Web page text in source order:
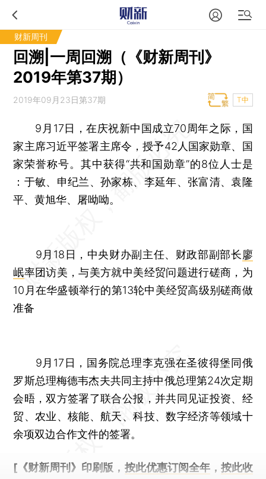
财新周刊
回溯|一周回溯（《财新周刊》
2019年第37期）
2019年09月23日第37期 T中
9月17日，在庆祝新中国成立70周年之际，国
家主席习近平签署主席令，授予42人国家勋章、国
家荣誉称号。其中获得“共和国勋章”的8位人士是
：于敏、申纪兰、孙家栋、李延年、张富清、袁隆
平、黄旭华、屠呦呦。
9月18日，中央财办副主任、财政部副部长廖
岷率团访美，与美方就中美经贸问题进行磋商，为
10月在华盛顿举行的第13轮中美经贸高级别磋商做
准备
9月17日，国务院总理李克强在圣彼得堡同俄
罗斯总理梅德韦杰夫共同主持中俄总理第24次定期
会晤，双方签署了联合公报，并共同见证投资、经
贸、农业、核能、航天、科技、数字经济等领域十
余项双边合作文件的签署。
[《财新周刊》印刷版， 按此优惠订阅全年， 按此收